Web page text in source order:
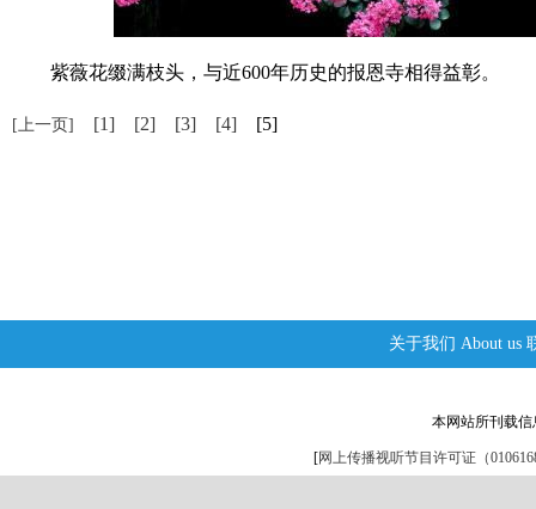
紫薇花缀满枝头，与近600年历史的报恩寺相得益彰。
[上一页] [1] [2] [3] [4] [5]
关于我们 About us
本网站所刊载
[网上传播视听节目许可证（